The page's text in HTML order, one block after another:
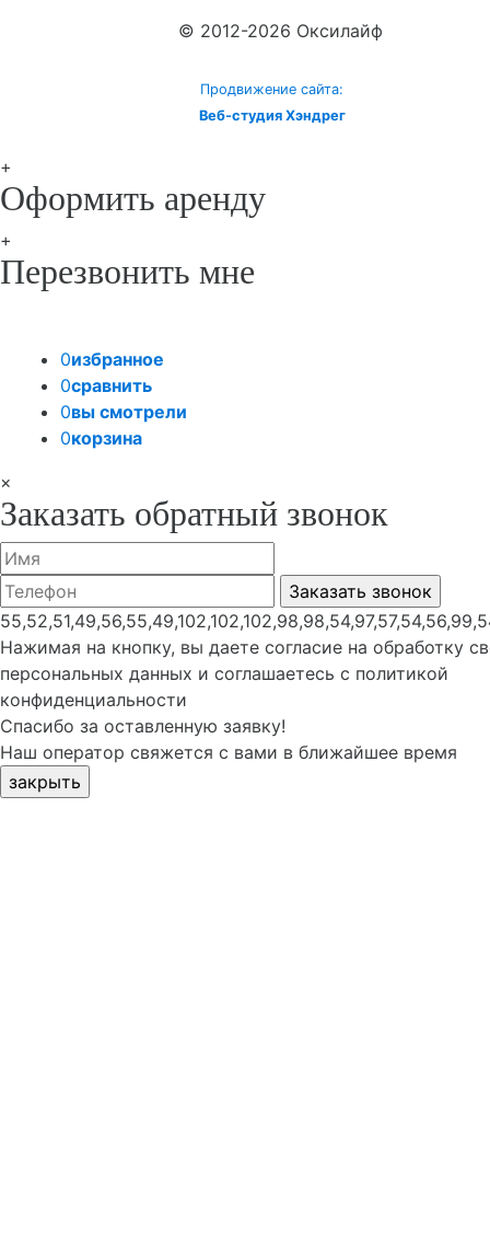
© 2012-2026 Оксилайф
Продвижение сайта:
Веб-студия Хэндрег
+
Оформить аренду
+
Перезвонить мне
0избранное
0сравнить
0вы смотрели
0корзина
×
Заказать обратный звонок
Нажимая на кнопку, вы даете согласие на обработку
персональных данных и соглашаетесь с политикой
конфиденциальности
Спасибо за оставленную заявку!
Наш оператор свяжется с вами в ближайшее время
закрыть